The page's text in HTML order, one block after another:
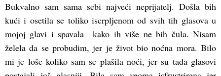
Bukvalno sam sama sebi najveći neprijatelj. Došla bih
kući i osetila se toliko iscrpljenom od svih tih glasova u
mojoj glavi i spavala kako ih više ne bih čula. Nisam
želela da se probudim, jer je život bio noćna mora. Bilo
mi je loše koliko sam se plašila noći, jer su tada glasovi